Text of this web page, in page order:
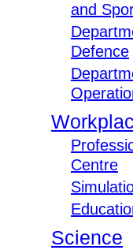
and
Defence
Centre
Science